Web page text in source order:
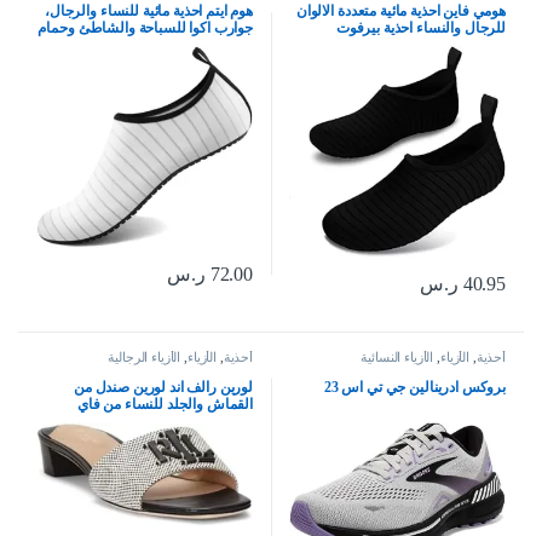
هومي فاين احذية مائية متعددة الالوان
للرجال والنساء احذية بيرفوت
للشاطئ وحمام السباحة للاولاد
والبنات، احذية مائية سريعة الجفاف
لليوجا وركوب الامواج والسباحة
والرياضات المائية
40.95 ر.س
هوم ايتم احذية مائية للنساء والرجال،
جوارب اكوا للسباحة والشاطئ وحمام
السباحة والنهر سهلة الارتداء وسريعة
الجفاف للعطلات والرحلات البحرية
من ملحقات اساسيات اليوجا والكاياك
72.00 ر.س
أحذية الأزياء الأزياء النسائية
بروكس ادرينالين جي تي اس 23
أحذية الأزياء الأزياء الرجالية
لورين رالف اند لورين صندل من
القماش والجلد للنساء من فاي